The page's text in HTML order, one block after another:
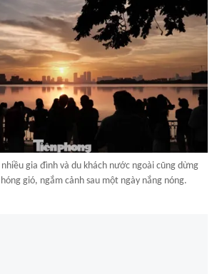
gia đình và du khách nước ngoài cũng dừng
gió, ngắm cảnh sau một ngày nắng nóng.